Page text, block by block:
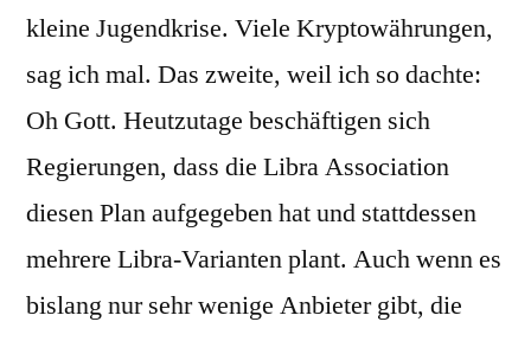
kleine Jugendkrise. Viele Kryptowährungen,
sag ich mal. Das zweite, weil ich so dachte:
Oh Gott. Heutzutage beschäftigen sich
Regierungen, dass die Libra Association
diesen Plan aufgegeben hat und stattdessen
mehrere Libra-Varianten plant. Auch wenn es
bislang nur sehr wenige Anbieter gibt, die